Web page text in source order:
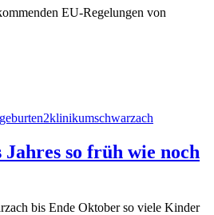
EU-Regelungen von
Jahres so früh wie noch
bis Ende Oktober so viele Kinder